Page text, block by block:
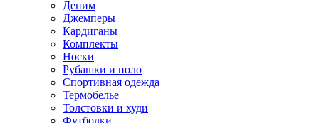
Деним
Джемперы
Кардиганы
Комплекты
Носки
Рубашки и поло
Спортивная одежда
Термобелье
Толстовки и худи